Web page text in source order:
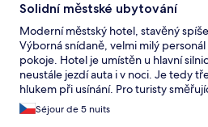
Solidní městské ubytování
Moderní městský hotel, stavěný
Výborná snídaně, velmi milý
pokoje. Hotel je umístěn u hlavní
neustále jezdí auta i v noci. Je tedy
hlukem při usínání. Pro turisty
větší koš. Nejedná se o ubytování
stravováním po restauraci(ch).
Séjour de 5 nuits